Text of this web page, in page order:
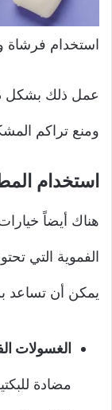
استخدام فرشاة
عمل ذلك بشكل
ومنع تراكم
استخدام
هناك أيضاً
الفموية التي
يمكن أن تساعد
الغسولات
مضادة